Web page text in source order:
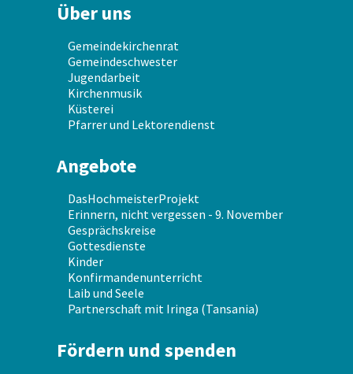
Über uns
Gemeindekirchenrat
Gemeindeschwester
Jugendarbeit
Kirchenmusik
Küsterei
Pfarrer und Lektorendienst
Angebote
DasHochmeisterProjekt
Erinnern, nicht vergessen - 9. November
Gesprächskreise
Gottesdienste
Kinder
Konfirmandenunterricht
Laib und Seele
Partnerschaft mit Iringa (Tansania)
Fördern und spenden